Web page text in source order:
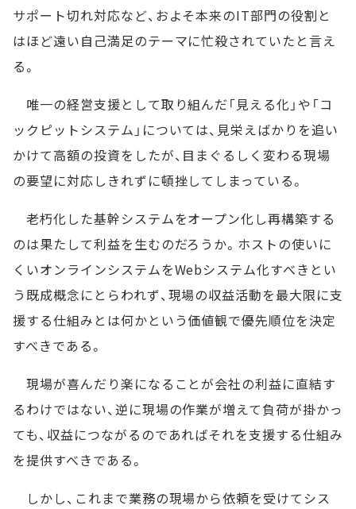
サポート切れ対応など、およそ本来のIT部門の役割と
はほど遠い自己満足のテーマに忙殺されていたと言え
る。
唯一の経営支援として取り組んだ「見える化」や「コ
ックピットシステム」については、見栄えばかりを追い
かけて高額の投資をしたが、目まぐるしく変わる現場
の要望に対応しきれずに頓挫してしまっている。
老朽化した基幹システムをオープン化し再構築する
のは果たして利益を生むのだろうか。ホストの使いに
くいオンラインシステムをWebシステム化すべきとい
う既成概念にとらわれず、現場の収益活動を最大限に支
援する仕組みとは何かという価値観で優先順位を決定
すべきである。
現場が喜んだり楽になることが会社の利益に直結す
るわけではない、逆に現場の作業が増えて負荷が掛かっ
ても、収益につながるのであればそれを支援する仕組み
を提供すべきである。
しかし、これまで業務の現場から依頼を受けてシス